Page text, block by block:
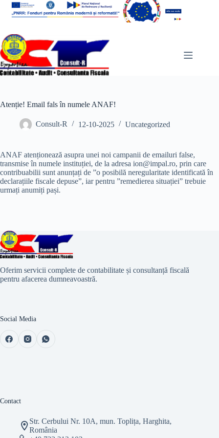
Atenție! Email fals în numele ANAF!
Consult-R 12-10-2025 Uncategorized
ANAF atenționează asupra unei noi campanii de emailuri false,
transmise în numele instituției, de la adresa ion@impal.ro, prin care
contribuabilii sunt anunțați de ”o posibilă neregularitate identificată în
declarațiile fiscale depuse”, iar pentru ”remedierea situației” trebuie
urmați anumiți pași.
Oferim servicii complete de contabilitate și consultanță fiscală
pentru afacerea dumneavoastră.
Social Media
Contact
Str. Cerbului Nr. 10A, mun. Toplița, Harghita,
România